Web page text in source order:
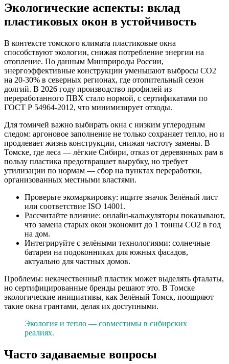
Экологические аспекты: вклад
пластиковых окон в устойчивость
В контексте томского климата пластиковые окна
способствуют экологии, снижая потребление энергии на
отопление. По данным Минприроды России,
энергоэффективные конструкции уменьшают выбросы CO2
на 20-30% в северных регионах, где отопительный сезон
долгий. В 2026 году производство профилей из
переработанного ПВХ стало нормой, с сертификатами по
ГОСТ Р 54964-2012, что минимизирует отходы.
Для томичей важно выбирать окна с низким углеродным
следом: аргоновое заполнение не только сохраняет тепло, но и
продлевает жизнь конструкции, снижая частоту замены. В
Томске, где леса — лёгкие Сибири, отказ от деревянных рам в
пользу пластика предотвращает вырубку, но требует
утилизации по нормам — сбор на пунктах переработки,
организованных местными властями.
Проверьте экомаркировку: ищите значок Зелёный лист
или соответствие ISO 14001.
Рассчитайте влияние: онлайн-калькуляторы показывают,
что замена старых окон экономит до 1 тонны CO2 в год
на дом.
Интегрируйте с зелёными технологиями: солнечные
батареи на подоконниках для южных фасадов,
актуально для частных домов.
Проблемы: некачественный пластик может выделять фталаты,
но сертифицированные бренды решают это. В Томске
экологические инициативы, как Зелёный Томск, поощряют
такие окна грантами, делая их доступными.
Экология и тепло — совместимы в сибирских
реалиях.
Часто задаваемые вопросы